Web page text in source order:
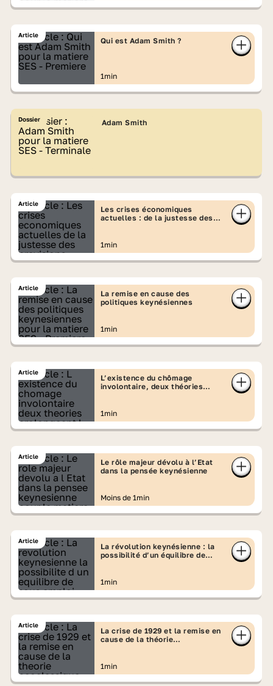
Article
Qui est Adam Smith ?
1min
Dossier Adam Smith
Article
Les crises économiques
actuelles : de la justesse des
1min
Article
La remise en cause des
politiques keynésiennes
1min
Article
L’existence du chômage
involontaire, deux théories
1min
Article
Le rôle majeur dévolu à l’Etat
dans la pensée keynésienne
Moins de 1min
Article
La révolution keynésienne : la
possibilité d’un équilibre de
1min
Article
La crise de 1929 et la remise en
cause de la théorie
1min